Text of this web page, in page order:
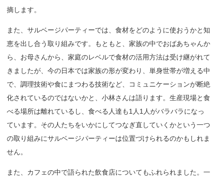
摘します。
また、サルベージパーティーでは、食材をどのように使おうかと知
恵を出し合う取り組みです。もともと、家族の中でおばあちゃんか
ら、お母さんから、家庭のレベルで食材の活用方法は受け継がれて
きましたが、今の日本では家族の形が変わり、単身世帯が増える中
で、調理技術や食にまつわる技術など、コミュニケーションが断絶
化されているのではないかと、小林さんは語ります。生産現場と食
べる場所は離れているし、食べる人達も1人1人がバラバラになっ
ています。その人たちをいかにしてつなぎ直していくかという一つ
の取り組みにサルベージパーティーは位置づけられるのかもしれま
せん。
また、カフェの中で語られた飲食店についてもふれられました。一